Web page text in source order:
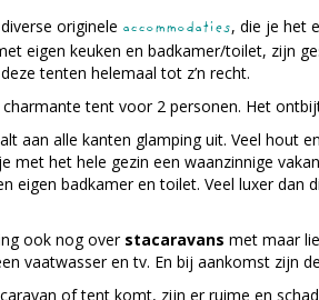
originele accommodaties, die je het
eigen keuken en badkamer/toilet, zijn
tenten helemaal tot z’n recht.
charmante tent voor 2 personen. Het
aan alle kanten glamping uit. Veel hout
met het hele gezin een waanzinnige
eigen badkamer en toilet. Veel luxer
ook nog over stacaravans met maar
vaatwasser en tv. En bij aankomst zijn
of tent komt, zijn er ruime en